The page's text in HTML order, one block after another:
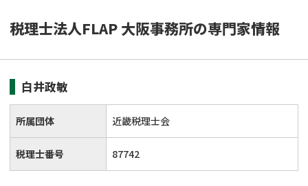
税理士法人FLAP 大阪事務所の専門家情報
白井政敏
所属団体 近畿税理士会
税理士番号 87742